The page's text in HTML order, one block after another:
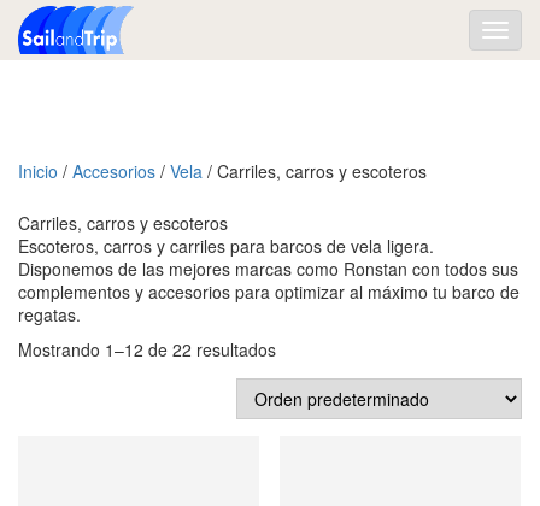
Inicio / Accesorios / Vela / Carriles, carros y escoteros
Carriles, carros y escoteros
Escoteros, carros y carriles para barcos de vela ligera.
Disponemos de las mejores marcas como Ronstan con todos sus
complementos y accesorios para optimizar al máximo tu barco de
regatas.
Mostrando 1–12 de 22 resultados